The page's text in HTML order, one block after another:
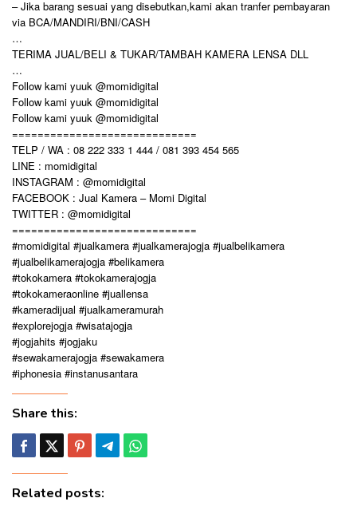
– Jika barang sesuai yang disebutkan,kami akan tranfer pembayaran
via BCA/MANDIRI/BNI/CASH
…
TERIMA JUAL/BELI & TUKAR/TAMBAH KAMERA LENSA DLL
…
Follow kami yuuk @momidigital
Follow kami yuuk @momidigital
Follow kami yuuk @momidigital
=============================
TELP / WA : 08 222 333 1 444 / 081 393 454 565
LINE : momidigital
INSTAGRAM : @momidigital
FACEBOOK : Jual Kamera – Momi Digital
TWITTER : @momidigital
=============================
#momidigital #jualkamera #jualkamerajogja #jualbelikamera
#jualbelikamerajogja #belikamera
#tokokamera #tokokamerajogja
#tokokameraonline #juallensa
#kameradijual #jualkameramurah
#explorejogja #wisatajogja
#jogjahits #jogjaku
#sewakamerajogja #sewakamera
#iphonesia #instanusantara
Share this:
Related posts: